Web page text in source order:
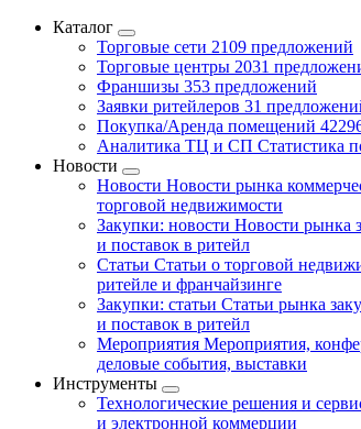
Каталог
Торговые сети 2109 предложений
Торговые центры 2031
Франшизы 353 предложений
Заявки ритейлеров 31
Покупка/Аренда помещений
Аналитика ТЦ и СП Статистика
Новости
Новости Новости рынка
торговой недвижимости
Закупки: новости Новости рынка
и поставок в ритейл
Статьи Статьи о торговой
ритейле и франчайзинге
Закупки: статьи Статьи рынка
и поставок в ритейл
Мероприятия Мероприятия,
деловые события, выставки
Инструменты
Технологические решения и
и электронной коммерции